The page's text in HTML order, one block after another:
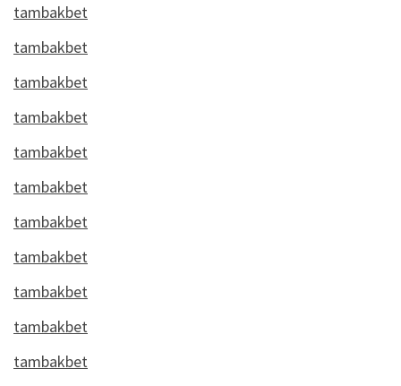
tambakbet
tambakbet
tambakbet
tambakbet
tambakbet
tambakbet
tambakbet
tambakbet
tambakbet
tambakbet
tambakbet